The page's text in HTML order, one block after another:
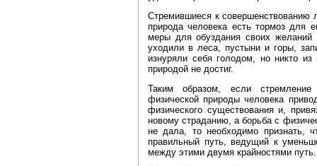
Стремившиеся к совершенствованию
природа человека есть тормоз для
меры для обуздания своих желаний
уходили в леса, пустыни и горы,
изнуряли себя голодом, но никто
природой не достиг.
Таким образом, если
физической природы человека
физического существования и,
новому страданию, а борьба с
не дала, то необходимо признать,
правильный путь, ведущий к
между этими двумя крайностями путь.